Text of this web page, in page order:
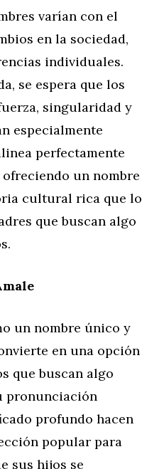
varían con el
en la sociedad,
individuales.
se espera que los
singularidad y
especialmente
perfectamente
un nombre
cultural rica que lo
que buscan algo
un nombre único y
en una opción
que buscan algo
pronunciación
profundo hacen
popular para
sus hijos se